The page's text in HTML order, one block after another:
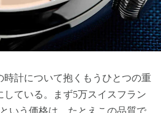
計について抱くもうひとつの重
ている。まず5万スイスフラン
いう価格は、たとえこの品質で